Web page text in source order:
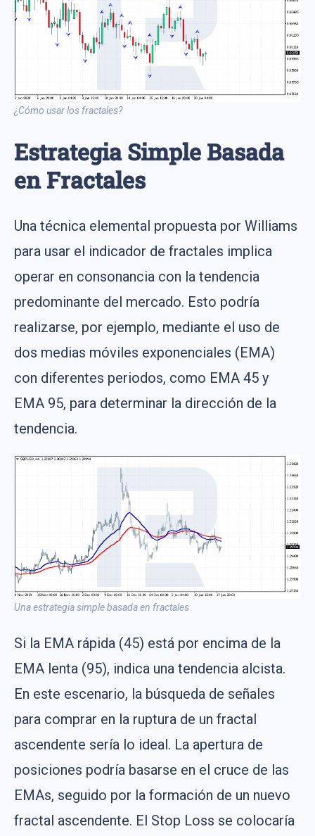
¿Cómo usar los fractales?
Estrategia Simple Basada
en Fractales
Una técnica elemental propuesta por Williams
para usar el indicador de fractales implica
operar en consonancia con la tendencia
predominante del mercado. Esto podría
realizarse, por ejemplo, mediante el uso de
dos medias móviles exponenciales (EMA)
con diferentes periodos, como EMA 45 y
EMA 95, para determinar la dirección de la
tendencia.
Una estrategia simple basada en fractales
Si la EMA rápida (45) está por encima de la
EMA lenta (95), indica una tendencia alcista.
En este escenario, la búsqueda de señales
para comprar en la ruptura de un fractal
ascendente sería lo ideal. La apertura de
posiciones podría basarse en el cruce de las
EMAs, seguido por la formación de un nuevo
fractal ascendente. El Stop Loss se colocaría